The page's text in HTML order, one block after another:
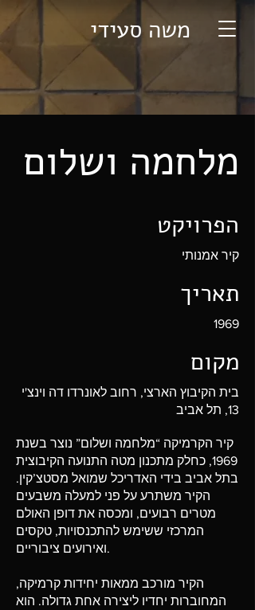
משה סעידי
מלחמה ושלום
הפרויקט
קיר אמנותי
תאריך
1969
מקום
בית הקיבוץ הארצי, רחוב לאונרדו דה וינצ'י
13, תל אביב
קיר הקרמיקה “מלחמה ושלום” נוצר בשנת
1969, כחלק מתכנון מטה התנועה הקיבוצית
בתל אביב בידי האדריכל שמואל מסטצ’קין.
הקיר משתרע על פני למעלה משבעים
מטרים רבועים, ומכסה את דופן האולם
המרכזי ששימש להתכנסויות, טקסים
ואירועים ציבוריים.
הקיר מורכב ממאות יחידות קרמיקה,
המחוברות יחדיו ליצירה אחת גדולה. הוא